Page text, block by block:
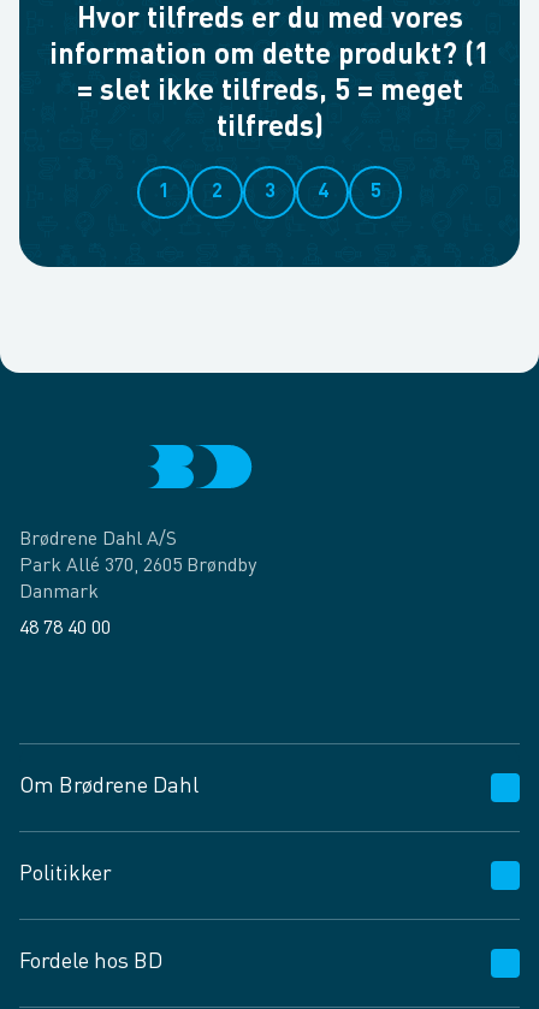
Hvor tilfreds er du med vores
information om dette produkt? (1
= slet ikke tilfreds, 5 = meget
tilfreds)
1 2 3 4 5
Brødrene Dahl A/S
Park Allé 370, 2605 Brøndby
Danmark
48 78 40 00
Om Brødrene Dahl
Vagttelefon 30 10 89 89
Spørgsmål og svar
Job og karriere
Politikker
Privatlivspolitik
Fordele hos BD